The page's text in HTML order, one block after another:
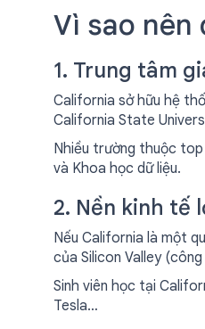
Vì sao nên
1. Trung tâm
California sở hữu hệ
California State
Nhiều trường thuộc top
và Khoa học dữ liệu.
2. Nền kinh tế
Nếu California là một
của Silicon Valley
Sinh viên học tại
Tesla…